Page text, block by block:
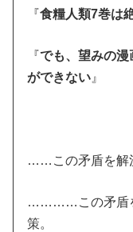
『食糧人類7巻は
『でも、望みの
ができない 』
……この矛盾を解
…………この矛盾を
策。